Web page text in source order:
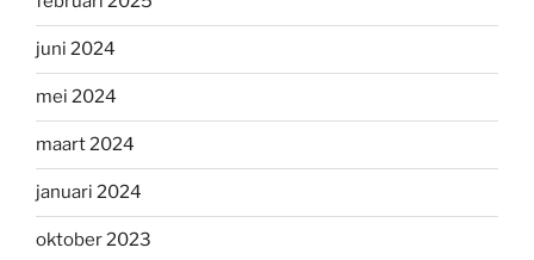
juni 2024
mei 2024
maart 2024
januari 2024
oktober 2023